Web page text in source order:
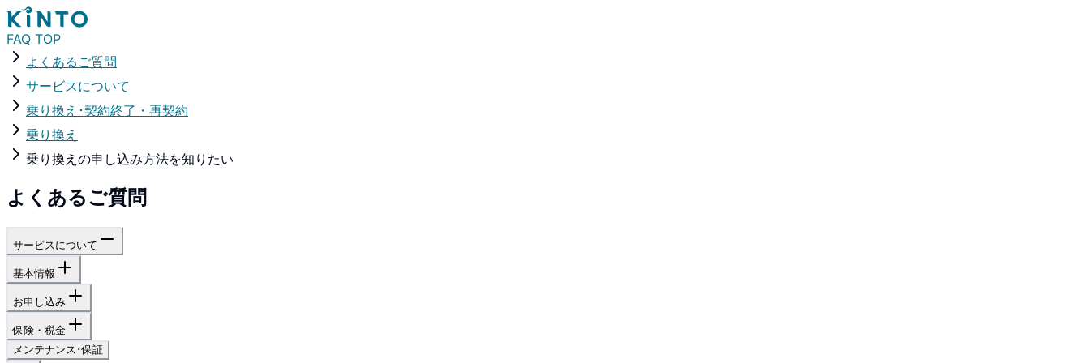
FAQ TOP
よくあるご質問
サービスについて
乗り換え･契約終了・再契約
乗り換え
乗り換えの申し込み方法を知りたい
よくあるご質問
サービスについて
基本情報
お申し込み
保険・税金
メンテナンス･保証